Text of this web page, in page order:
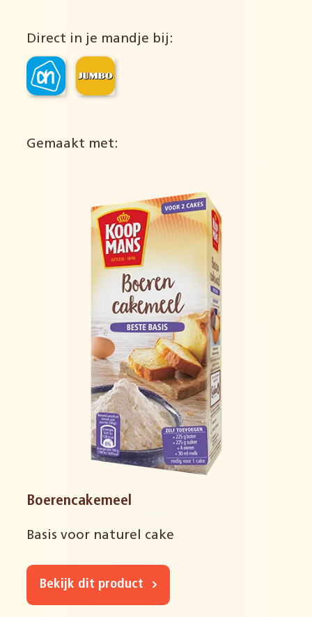
Direct in je mandje bij:
Gemaakt met:
Boerencakemeel
Basis voor naturel cake
Bekijk dit product